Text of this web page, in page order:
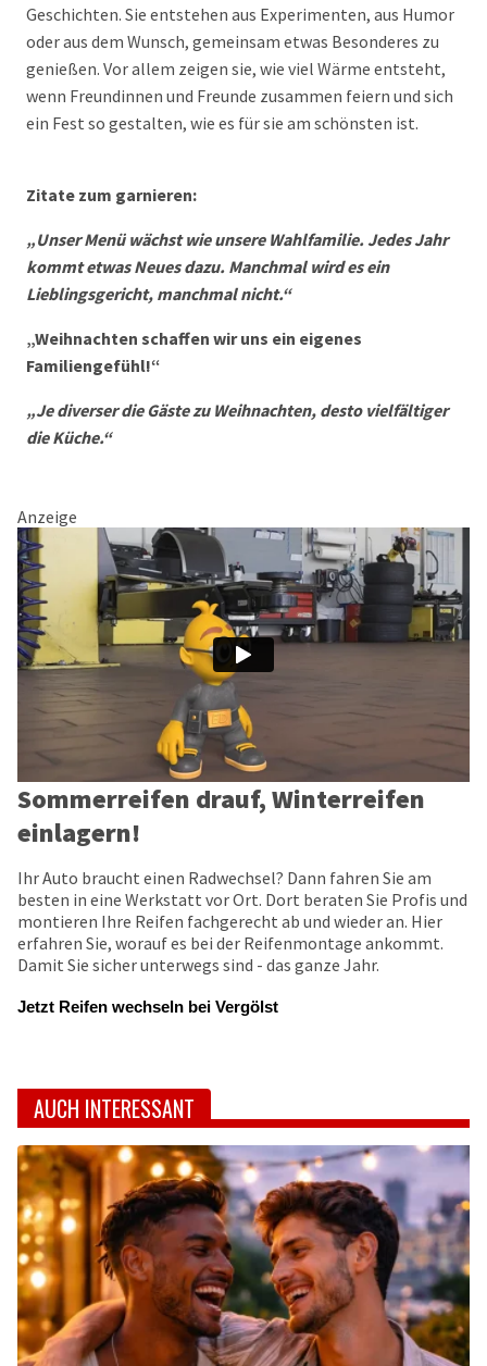
Geschichten. Sie entstehen aus Experimenten, aus Humor
oder aus dem Wunsch, gemeinsam etwas Besonderes zu
genießen. Vor allem zeigen sie, wie viel Wärme entsteht,
wenn Freundinnen und Freunde zusammen feiern und sich
ein Fest so gestalten, wie es für sie am schönsten ist.
Zitate zum garnieren:
„Unser Menü wächst wie unsere Wahlfamilie. Jedes Jahr
kommt etwas Neues dazu. Manchmal wird es ein
Lieblingsgericht, manchmal nicht.“
„Weihnachten schaffen wir uns ein eigenes
Familiengefühl!“
„Je diverser die Gäste zu Weihnachten, desto vielfältiger
die Küche.“
Anzeige
Sommerreifen drauf, Winterreifen
einlagern!
Ihr Auto braucht einen Radwechsel? Dann fahren Sie am
besten in eine Werkstatt vor Ort. Dort beraten Sie Profis und
montieren Ihre Reifen fachgerecht ab und wieder an. Hier
erfahren Sie, worauf es bei der Reifenmontage ankommt.
Damit Sie sicher unterwegs sind - das ganze Jahr.
Jetzt Reifen wechseln bei Vergölst
AUCH INTERESSANT